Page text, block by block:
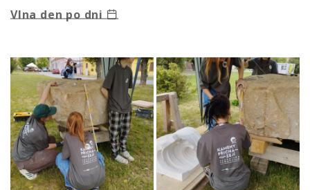
Vlna den po dni